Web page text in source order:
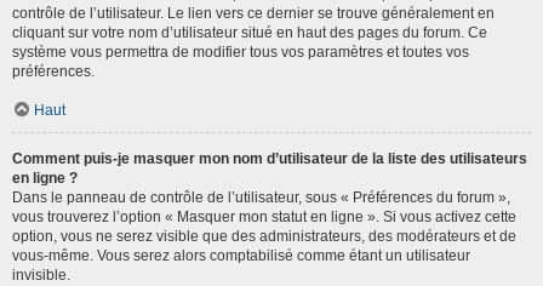
contrôle de l’utilisateur. Le lien vers ce dernier se trouve généralement en
cliquant sur votre nom d’utilisateur situé en haut des pages du forum. Ce
système vous permettra de modifier tous vos paramètres et toutes vos
préférences.
Haut
Comment puis-je masquer mon nom d’utilisateur de la liste des utilisateurs
en ligne ?
Dans le panneau de contrôle de l’utilisateur, sous « Préférences du forum »,
vous trouverez l’option « Masquer mon statut en ligne ». Si vous activez cette
option, vous ne serez visible que des administrateurs, des modérateurs et de
vous-même. Vous serez alors comptabilisé comme étant un utilisateur
invisible.